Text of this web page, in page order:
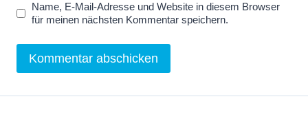
Name, E-Mail-Adresse und Website in diesem Browser
für meinen nächsten Kommentar speichern.